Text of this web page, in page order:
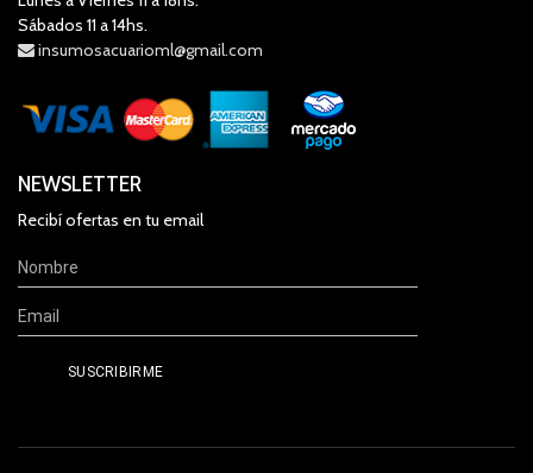
Sábados 11 a 14hs.
insumosacuarioml@gmail.com
NEWSLETTER
Recibí ofertas en tu email